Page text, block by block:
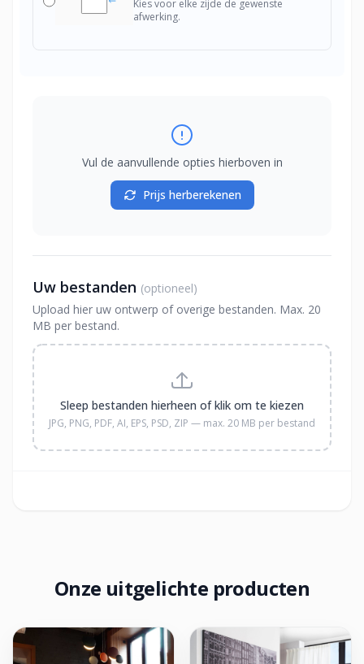
Kies voor elke zijde de gewenste
afwerking.
Vul de aanvullende opties hierboven in
Prijs herberekenen
Uw bestanden (optioneel)
Upload hier uw ontwerp of overige bestanden. Max. 20
MB per bestand.
Sleep bestanden hierheen of klik om te kiezen
JPG, PNG, PDF, AI, EPS, PSD, ZIP — max. 20 MB per bestand
Onze uitgelichte producten